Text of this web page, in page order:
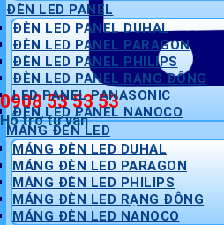
0908 53 53 53
Hỗ trợ tư vấn
ĐÈN LED PANEL
ĐÈN LED PANEL DUHAL
ĐÈN LED PANEL PARAGON
ĐÈN LED PANEL PHILIPS
ĐÈN LED PANEL RẠNG ĐÔNG
LED PANEL PANASONIC
ĐÈN LED PANEL NANOCO
MÁNG ĐÈN LED
MÁNG ĐÈN LED DUHAL
MÁNG ĐÈN LED PARAGON
MÁNG ĐÈN LED PHILIPS
MÁNG ĐÈN LED RẠNG ĐÔNG
MÁNG ĐÈN LED NANOCO